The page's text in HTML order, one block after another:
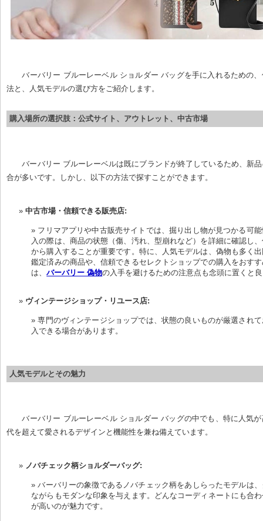
バーバリー ブルーレーベル ショルダー バッグを手に入れるための
法と、人気モデルの選び方をご紹介します。
購入場所の選択肢：公式サイト、アウトレット、中古市場
バーバリー ブルーレーベルは既にブランドが終了しているため、新
合が多いです。しかし、以下の方法で探すことができます。
中古市場・信頼できる販売店:
フリマアプリや中古販売サイトでは、掘り出し物が見つかる可
入の際は、商品の状態（傷、汚れ、型崩れなど）を詳細に確認し
から購入することが重要です。特に、人気モデルは、偽物も多く
鑑定済みの商品や、信頼できるセレクトショップでの購入をおす
は、バーバリー 偽物の入手を避けるための注意点も念頭に置くと
ヴィンテージショップ・リユース店:
専門のヴィンテージショップでは、状態の良いものが厳選され
入できる場合があります。
人気モデルとその魅力
バーバリー ブルーレーベル ショルダー バッグの中でも、特に人気
代を超えて愛されるデザインと機能性を兼ね備えています。
ノバチェック柄ショルダーバッグ:
バーバリーの象徴であるノバチェック柄をあしらったモデルは
ながらもモダンな印象を与えます。どんなコーディネートにも合
が高いのが魅力です。